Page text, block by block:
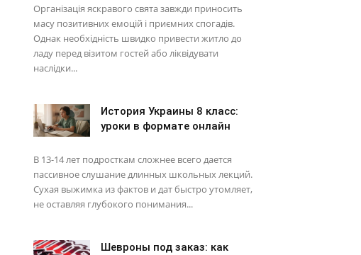
Організація яскравого свята завжди приносить
масу позитивних емоцій і приємних спогадів.
Однак необхідність швидко привести житло до
ладу перед візитом гостей або ліквідувати
наслідки...
История Украины 8 класс:
уроки в формате онлайн
В 13-14 лет подросткам сложнее всего дается
пассивное слушание длинных школьных лекций.
Сухая выжимка из фактов и дат быстро утомляет,
не оставляя глубокого понимания...
Шевроны под заказ: как